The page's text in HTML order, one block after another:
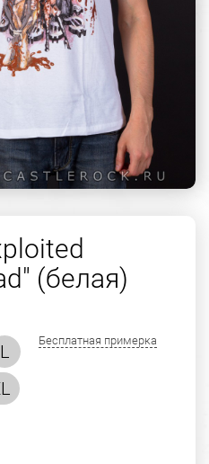
(белая)
L
Бесплатная примерка